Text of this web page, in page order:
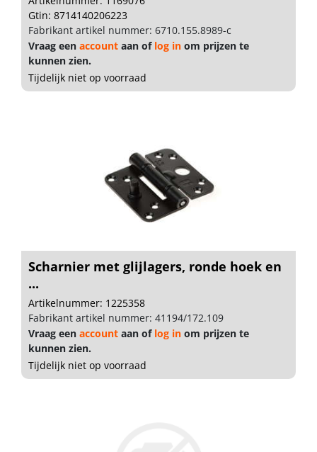
Gtin: 8714140206223
Fabrikant artikel nummer: 6710.155.8989-c
Vraag een account aan of log in om prijzen te
kunnen zien.
Tijdelijk niet op voorraad
Scharnier met glijlagers, ronde hoek en
...
Artikelnummer: 1225358
Fabrikant artikel nummer: 41194/172.109
Vraag een account aan of log in om prijzen te
kunnen zien.
Tijdelijk niet op voorraad